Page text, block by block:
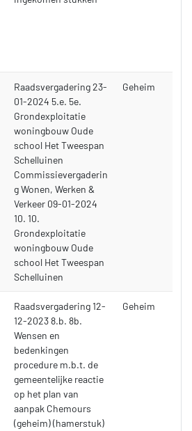
Raadsvergadering 23-
01-2024 5.e. 5e.
Grondexploitatie
woningbouw Oude
school Het Tweespan
Schelluinen
Commissievergaderin
g Wonen, Werken &
Verkeer 09-01-2024
10. 10.
Grondexploitatie
woningbouw Oude
school Het Tweespan
Schelluinen
Geheim
Raadsvergadering 12-
12-2023 8.b. 8b.
Wensen en
bedenkingen
procedure m.b.t. de
gemeentelijke reactie
op het plan van
aanpak Chemours
(geheim) (hamerstuk)
Geheim